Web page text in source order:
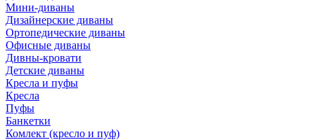
Мини-диваны
Дизайнерские диваны
Ортопедические диваны
Офисные диваны
Дивны-кровати
Детские диваны
Кресла и пуфы
Кресла
Пуфы
Банкетки
Комлект (кресло и пуф)